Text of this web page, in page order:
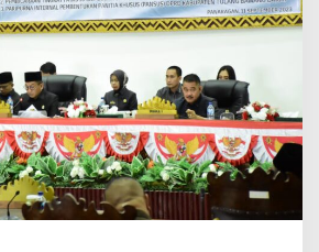
s
a
a
P
j
B
u
p
a
t